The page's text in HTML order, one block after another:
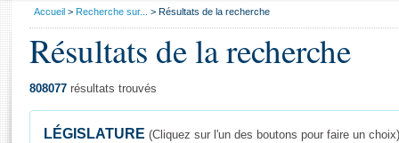
Général
Vous
Accueil Recherche sur... Résultats de la recherche
Résultats de la recherche
808077 résultats trouvés
LÉGISLATURE (Cliquez sur l'un des boutons pour faire un choix)